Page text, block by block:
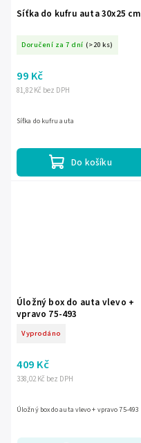
Síťka do kufru auta 30x25 cm
Doručení za 7 dní (>20 ks)
81,82 Kč bez DPH
99 Kč
Do košíku
Síťka do kufru auta
Úložný box do auta vlevo +
vpravo 75-493
Vyprodáno
338,02 Kč bez DPH
409 Kč
Úložný box do auta vlevo + vpravo 75-493